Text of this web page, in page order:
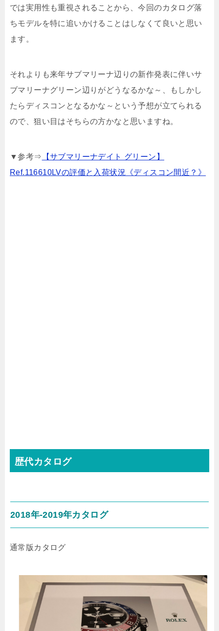
では実用性も重視されることから、今回のカタログ落
ちモデルを特に追いかけることはしなくて良いと思い
ます。
それよりも来年サブマリーナ辺りの新作発表に伴いサ
ブマリーナグリーン辺りがどうなるかな～、もしかし
たらディスコンとなるかな～という予想が立てられる
ので、狙い目はそちらの方かなと思いますね。
▼参考⇒ 【サブマリーナデイト グリーン】
Ref.116610LVの評価と入荷状況《ディスコン間近？》
歴代カタログ
2018年-2019年カタログ
通常版カタログ